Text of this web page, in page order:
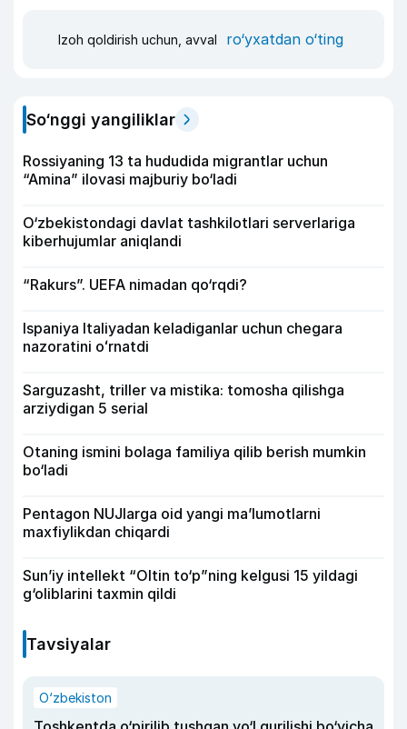
Izoh qoldirish uchun, avval ro‘yxatdan o‘ting
So‘nggi yangiliklar
Rossiyaning 13 ta hududida migrantlar uchun
“Amina” ilovasi majburiy bo‘ladi
O‘zbekistondagi davlat tashkilotlari serverlariga
kiberhujumlar aniqlandi
“Rakurs”. UEFA nimadan qo‘rqdi?
Ispaniya Italiyadan keladiganlar uchun chegara
nazoratini oʻrnatdi
Sarguzasht, triller va mistika: tomosha qilishga
arziydigan 5 serial
Otaning ismini bolaga familiya qilib berish mumkin
bo‘ladi
Pentagon NUJlarga oid yangi maʼlumotlarni
maxfiylikdan chiqardi
Sun’iy intellekt “Oltin to‘p”ning kelgusi 15 yildagi
g‘oliblarini taxmin qildi
Tavsiyalar
O‘zbekiston